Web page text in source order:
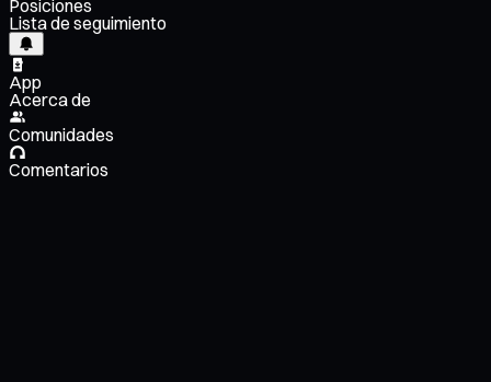
Posiciones
Lista de seguimiento
App
Acerca de
Comunidades
Comentarios